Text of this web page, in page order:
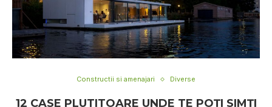
Constructii si amenajari Diverse
12 CASE PLUTITOARE UNDE TE POŢI SIMŢI